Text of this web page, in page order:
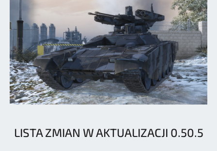
LISTA ZMIAN W AKTUALIZACJI 0.50.5